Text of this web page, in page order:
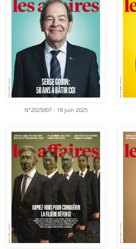
N°2025007 - 18 juin 2025